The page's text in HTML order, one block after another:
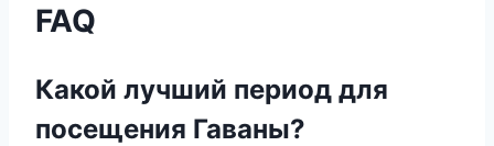
FAQ
Какой лучший период для
посещения Гаваны?